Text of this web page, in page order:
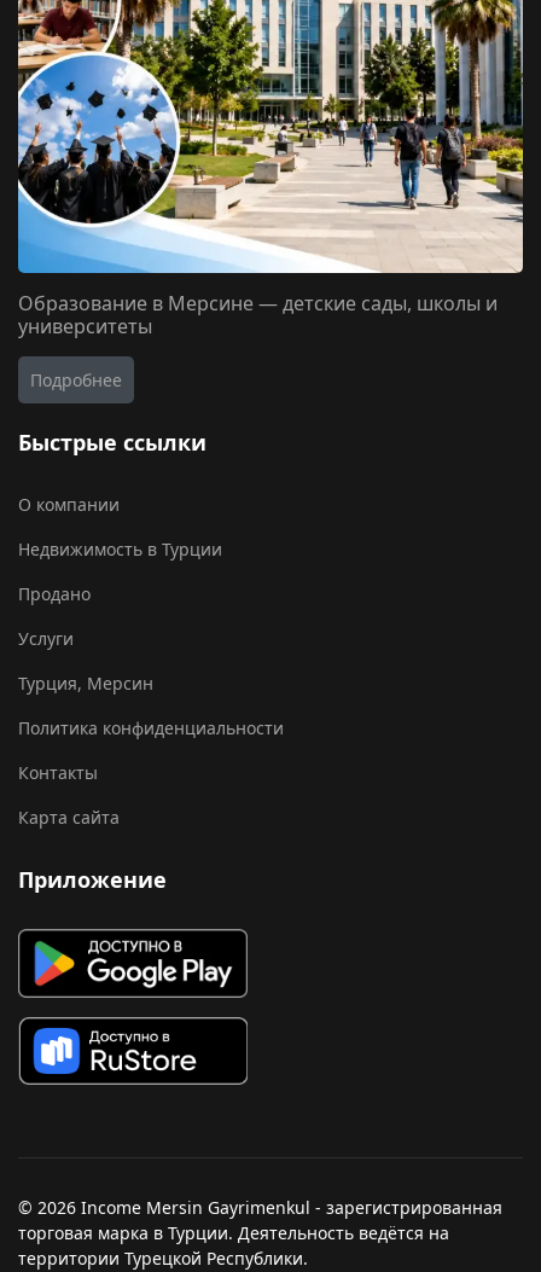
Образование в Мерсине — детские сады, школы и
университеты
Подробнее
Быстрые ссылки
О компании
Недвижимость в Турции
Продано
Услуги
Турция, Мерсин
Политика конфиденциальности
Контакты
Карта сайта
Приложение
© 2026 Income Mersin Gayrimenkul - зарегистрированная
торговая марка в Турции. Деятельность ведётся на
территории Турецкой Республики.